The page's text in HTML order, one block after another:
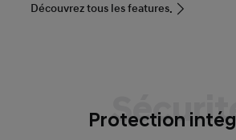
Découvrez tous les features.
Protection